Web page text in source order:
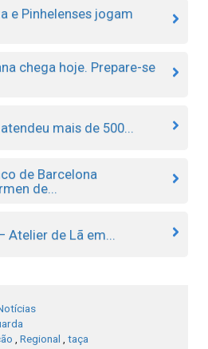
e Pinhelenses jogam
chega hoje. Prepare-se
mais de 500...
de Barcelona
de...
Atelier de Lã em...
Regional taça